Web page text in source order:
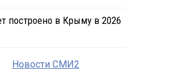
построено в Крыму в 2026
Новости СМИ2